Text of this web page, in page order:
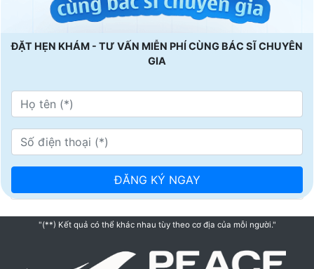
ĐẶT HẸN KHÁM - TƯ VẤN MIỄN PHÍ CÙNG BÁC SĨ CHUYÊN
GIA
"(**) Kết quả có thể khác nhau tùy theo cơ địa của mỗi người."